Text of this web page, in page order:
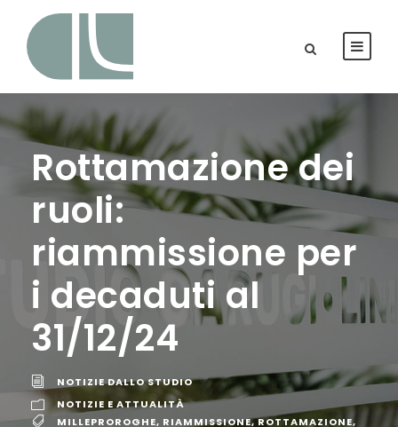
Rottamazione dei
ruoli:
riammissione per
i decaduti al
31/12/24
NOTIZIE DALLO STUDIO
NOTIZIE E ATTUALITÀ
MILLEPROROGHE, RIAMMISSIONE,ROTTAMAZIONE,